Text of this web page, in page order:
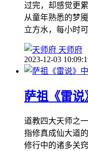
过完，却感觉更
从童年熟悉的梦
立方水，每小时
天师府
2023-12-03
萨祖《雷
道教四大天师之
指修真成仙大道
修行中的诸多关